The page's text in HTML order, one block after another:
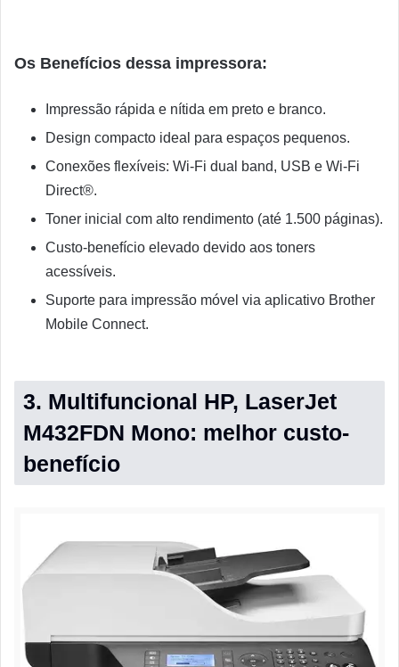
Os Benefícios dessa impressora:
Impressão rápida e nítida em preto e branco.
Design compacto ideal para espaços pequenos.
Conexões flexíveis: Wi-Fi dual band, USB e Wi-Fi
Direct®.
Toner inicial com alto rendimento (até 1.500 páginas).
Custo-benefício elevado devido aos toners
acessíveis.
Suporte para impressão móvel via aplicativo Brother
Mobile Connect.
3. Multifuncional HP, LaserJet
M432FDN Mono: melhor custo-
benefício